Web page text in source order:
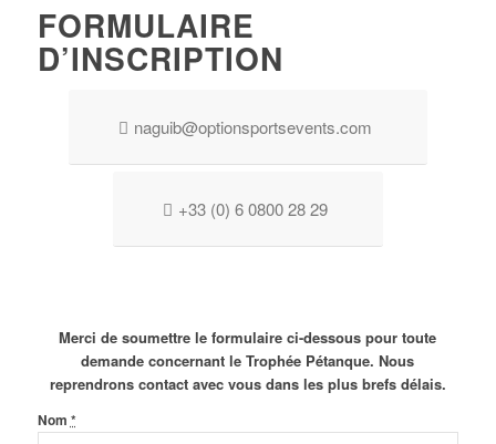
FORMULAIRE
D’INSCRIPTION
naguib@optionsportsevents.com
+33 (0) 6 0800 28 29
Merci de soumettre le formulaire ci-dessous pour toute
demande concernant le Trophée Pétanque. Nous
reprendrons contact avec vous dans les plus brefs délais.
Nom *